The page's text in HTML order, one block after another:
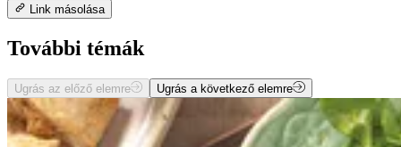
Link másolása
További témák
Ugrás az előző elemre Ugrás a következő elemre